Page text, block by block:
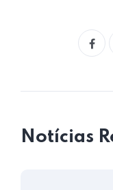
Notícias